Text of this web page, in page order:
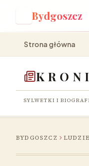
Bydgoszcz
Strona główna
SYLWETKI I
BYDGOSZCZ LUDZIE